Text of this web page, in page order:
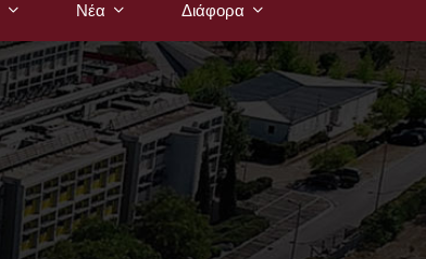
Νέα Διάφορα